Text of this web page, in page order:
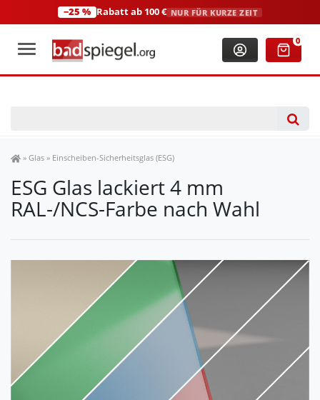
−25 % Rabatt ab 100 € NUR FÜR KURZE ZEIT
+49 (0)2306 3744580 0
Spiegel Shop
» Glas » Einscheiben-Sicherheitsglas (ESG)
ESG Glas lackiert 4 mm
RAL-/NCS-Farbe nach Wahl